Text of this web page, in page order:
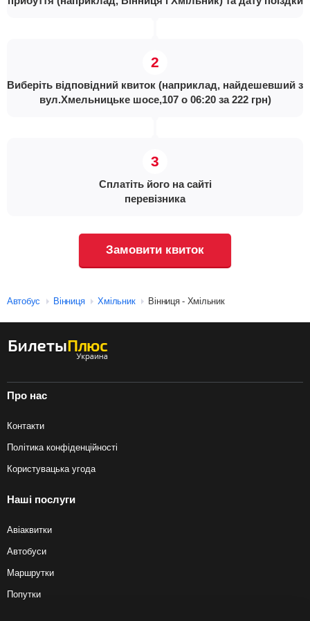
Виберіть відповідний квиток (наприклад, найдешевший з
вул.Хмельницьке шосе,107 о 06:20 за 222 грн)
Сплатіть його на сайті
перевізника
Замовити квиток
Автобус Вінниця Хмільник Вінниця - Хмільник
Про нас
Контакти
Політика конфіденційності
Користувацька угода
Наші послуги
Авіаквитки
Автобуси
Маршрутки
Попутки